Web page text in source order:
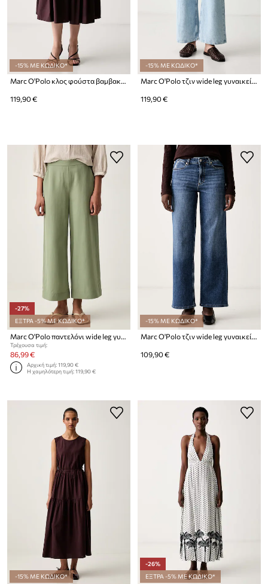
-15% ΜΕ ΚΩΔΙΚΟ*
119,90 €
-15% ΜΕ ΚΩΔΙΚΟ*
119,90 €
-27%
ΕΞΤΡΑ -5% ΜΕ ΚΩΔΙΚΟ*
Marc O'Polo παντελόνι wide leg γυναικείο με λινό
Τρέχουσα τιμή:
86,99 €
Αρχική τιμή:119,90 €
Η χαμηλότερη τιμή:119,90 €
-15% ΜΕ ΚΩΔΙΚΟ*
Marc O'Polo τζιν wide leg γυναικεία
109,90 €
-15% ΜΕ ΚΩΔΙΚΟ*
-26%
ΕΞΤΡΑ -5% ΜΕ ΚΩΔΙΚΟ*